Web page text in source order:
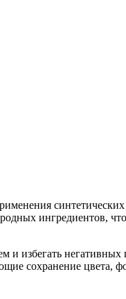
ингредиентов,
и избегать негативных
сохранение цвета,